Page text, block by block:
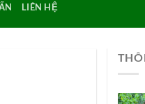
LIÊN HỆ